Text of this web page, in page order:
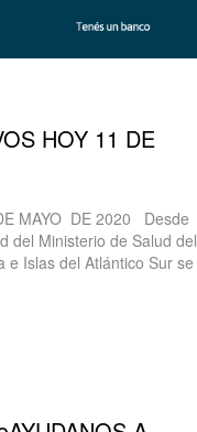
HOY 11 DE
MAYO DE 2020 Desde
del Ministerio de Salud del
Islas del Atlántico Sur se